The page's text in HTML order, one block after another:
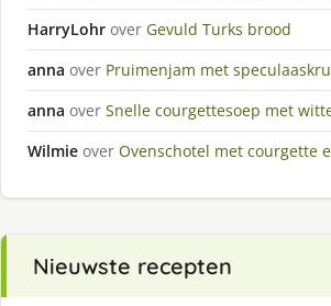
HarryLohr over Gevuld Turks brood
anna over Pruimenjam met
anna over Snelle courgettesoep met
Wilmie over Ovenschotel met courgette
Nieuwste recepten